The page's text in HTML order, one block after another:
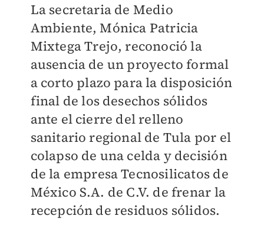
La secretaria de Medio
Ambiente, Mónica Patricia
Mixtega Trejo, reconoció la
ausencia de un proyecto formal
a corto plazo para la disposición
final de los desechos sólidos
ante el cierre del relleno
sanitario regional de Tula por el
colapso de una celda y decisión
de la empresa Tecnosilicatos de
México S.A. de C.V. de frenar la
recepción de residuos sólidos.